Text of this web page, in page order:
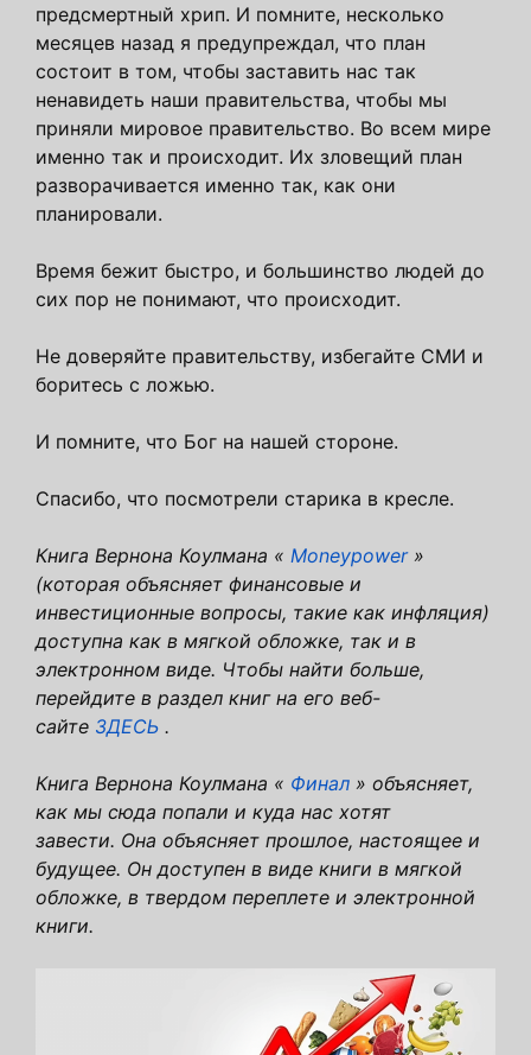
предсмертный хрип. И помните, несколько
месяцев назад я предупреждал, что план
состоит в том, чтобы заставить нас так
ненавидеть наши правительства, чтобы мы
приняли мировое правительство. Во всем мире
именно так и происходит. Их зловещий план
разворачивается именно так, как они
планировали.
Время бежит быстро, и большинство людей до
сих пор не понимают, что происходит.
Не доверяйте правительству, избегайте СМИ и
боритесь с ложью.
И помните, что Бог на нашей стороне.
Спасибо, что посмотрели старика в кресле.
Книга Вернона Коулмана « Moneypower»
(которая объясняет финансовые и
инвестиционные вопросы, такие как инфляция)
доступна как в мягкой обложке, так и в
электронном виде. Чтобы найти больше,
перейдите в раздел книг на его веб-
сайте ЗДЕСЬ .
Книга Вернона Коулмана « Финал » объясняет,
как мы сюда попали и куда нас хотят
завести. Она объясняет прошлое, настоящее и
будущее. Он доступен в виде книги в мягкой
обложке, в твердом переплете и электронной
книги.